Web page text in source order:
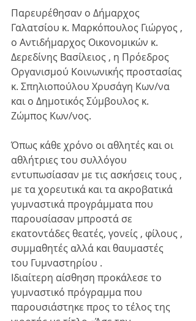
Παρευρέθησαν ο Δήμαρχος
Γαλατσίου κ. Μαρκόπουλος Γιώργος ,
ο Αντιδήμαρχος Οικονομικών κ.
Δερεδίνης Βασίλειος , η Πρόεδρος
Οργανισμού Κοινωνικής προστασίας
κ. Σπηλιοπούλου Χρυσάγη Κων/να
και ο Δημοτικός Σύμβουλος κ.
Ζώμπος Κων/νος.
Όπως κάθε χρόνο οι αθλητές και οι
αθλήτριες του συλλόγου
εντυπωσίασαν με τις ασκήσεις τους ,
με τα χορευτικά και τα ακροβατικά
γυμναστικά προγράμματα που
παρουσίασαν μπροστά σε
εκατοντάδες θεατές, γονείς , φίλους ,
συμμαθητές αλλά και θαυμαστές
του Γυμναστηρίου .
Ιδιαίτερη αίσθηση προκάλεσε το
γυμναστικό πρόγραμμα που
παρουσιάστηκε προς το τέλος της